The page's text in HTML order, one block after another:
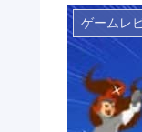
ゲームレ